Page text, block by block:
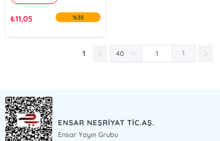
₺11,05 %35
1 1
ENSAR NEŞRİYAT TİC.AŞ.
Ensar Yayın Grubu